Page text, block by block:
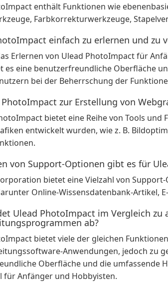
enthält Funktionen wie
Farbkorrekturwerkzeuge,
einfach zu erlernen und zu
Erlernen von Ulead PhotoImpact für
es eine benutzerfreundliche Oberfläche
bei der Beherrschung der
PhotoImpact zur Erstellung von
bietet eine Reihe von Tools
entwickelt wurden, wie z. B.
von Support-Optionen gibt es für
bietet eine Vielzahl von
Online-Wissensdatenbank-Artikel,
Ulead PhotoImpact im Vergleich zu
ab?
bietet viele der gleichen
Anwendungen, jedoch zu
Oberfläche und die umfassende
für Anfänger und Hobbyisten.